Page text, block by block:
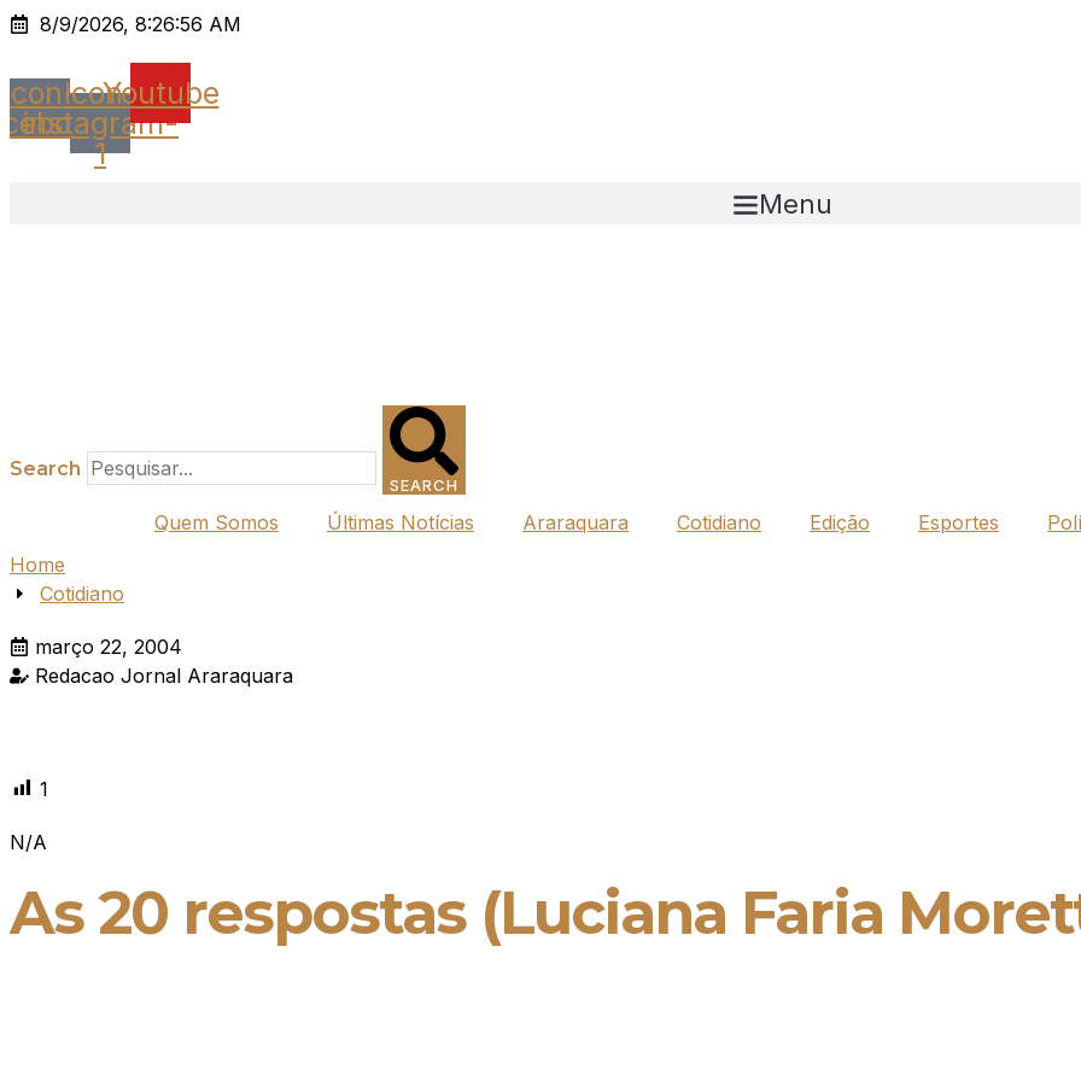
Ir
o
conteúdo
8/9/2026, 8:26:56 AM
Icon-Icon-
instagram-
1
Youtube
Menu
Search
SEARCH
Quem Somos Últimas Notícias Araraquara Cotidiano Edição Esportes
Home
Cotidiano
março 22, 2004
Redacao Jornal Araraquara
1
N/A
As 20 respostas (Luciana Faria